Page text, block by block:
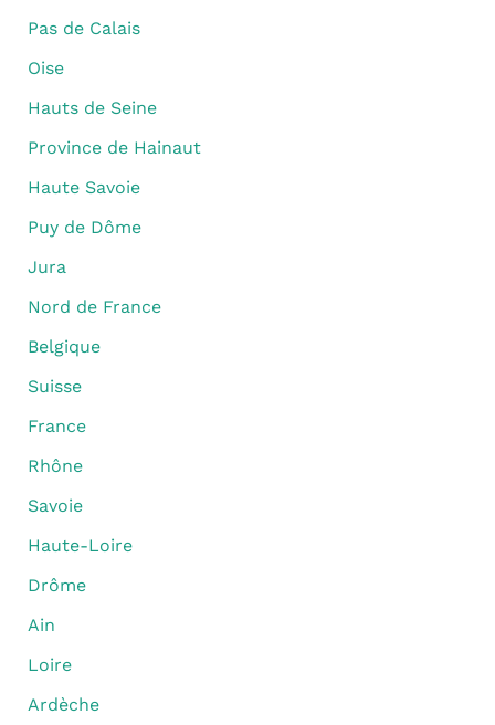
Pas de Calais
Oise
Hauts de Seine
Province de Hainaut
Haute Savoie
Puy de Dôme
Jura
Nord de France
Belgique
Suisse
France
Rhône
Savoie
Haute-Loire
Drôme
Ain
Loire
Ardèche